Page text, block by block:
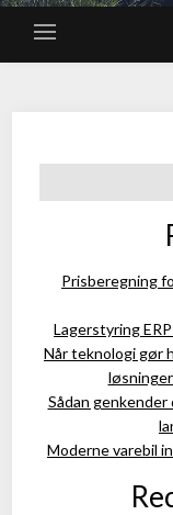
Prisberegning
Lagerstyring
Når teknologi gør
Sådan
Moderne varebil